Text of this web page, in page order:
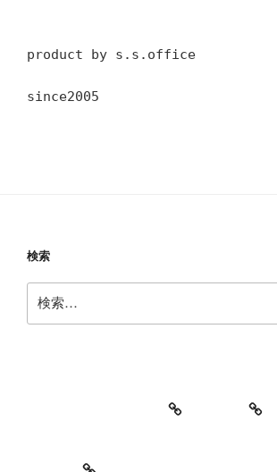
product by s.s.office
since2005
検索
索:
教室・レッスンの特徴
Works
レッスン料金とご予約キャンセルにつ
お知らせ
セッションイベントの